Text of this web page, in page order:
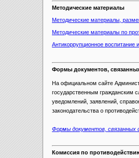
Методические материалы
Методические материалы,
Методические материалы по
Антикоррупционное
Формы документов,
На официальном сайте
государственным
уведомлений, заявлений,
законодательства о
Формы документов, связанных
Комиссия по